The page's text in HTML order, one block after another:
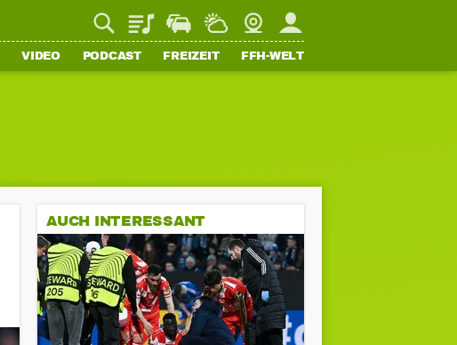
PlaylistStaupilotWetterWebcamMein FFH
VIDEO PODCAST FREIZEIT FFH-WELT
AUCH INTERESSANT